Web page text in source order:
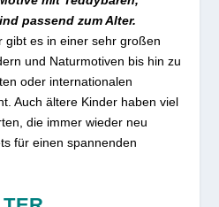
passend zum Alter.
gibt es in einer sehr großen
und Naturmotiven bis hin zu
oder internationalen
Auch ältere Kinder haben viel
die immer wieder neu
für einen spannenden